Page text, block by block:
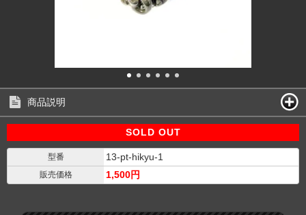
商品説明
SOLD OUT
型番 13-pt-hikyu-1
販売価格 1,500円